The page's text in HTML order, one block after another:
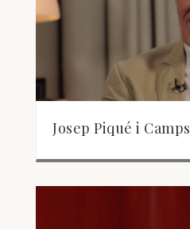
Josep Piqué i Camps